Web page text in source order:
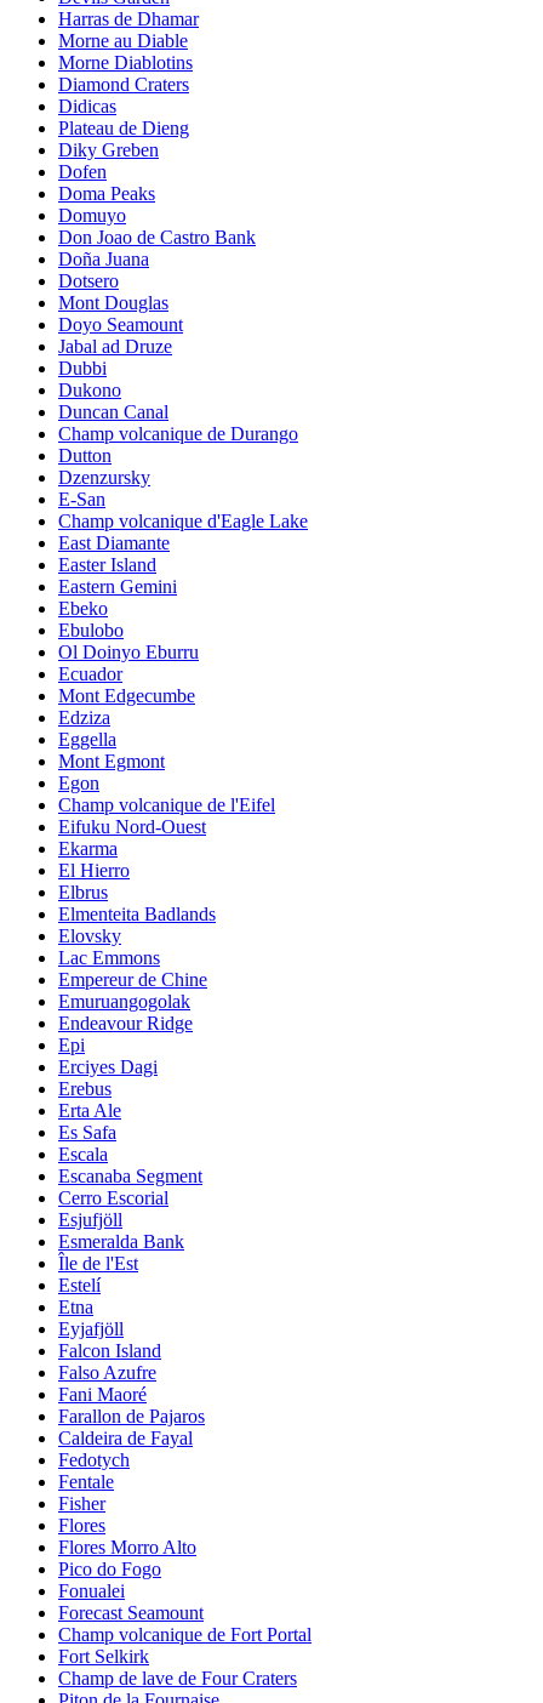
Harras de Dhamar
Morne au Diable
Morne Diablotins
Diamond Craters
Didicas
Plateau de Dieng
Diky Greben
Dofen
Doma Peaks
Domuyo
Don Joao de Castro Bank
Doña Juana
Dotsero
Mont Douglas
Doyo Seamount
Jabal ad Druze
Dubbi
Dukono
Duncan Canal
Champ volcanique de Durango
Dutton
Dzenzursky
E-San
Champ volcanique d'Eagle Lake
East Diamante
Easter Island
Eastern Gemini
Ebeko
Ebulobo
Ol Doinyo Eburru
Ecuador
Mont Edgecumbe
Edziza
Eggella
Mont Egmont
Egon
Champ volcanique de l'Eifel
Eifuku Nord-Ouest
Ekarma
El Hierro
Elbrus
Elmenteita Badlands
Elovsky
Lac Emmons
Empereur de Chine
Emuruangogolak
Endeavour Ridge
Epi
Erciyes Dagi
Erebus
Erta Ale
Es Safa
Escala
Escanaba Segment
Cerro Escorial
Esjufjöll
Esmeralda Bank
Île de l'Est
Estelí
Etna
Eyjafjöll
Falcon Island
Falso Azufre
Fani Maoré
Farallon de Pajaros
Caldeira de Fayal
Fedotych
Fentale
Fisher
Flores
Flores Morro Alto
Pico do Fogo
Fonualei
Forecast Seamount
Champ volcanique de Fort Portal
Fort Selkirk
Champ de lave de Four Craters